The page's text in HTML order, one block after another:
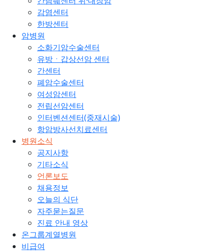
감염센터
한방센터
암병원
소화기암수술센터
유방ㆍ갑상선암 센터
간센터
폐암수술센터
여성암센터
전립선암센터
인터벤션센터(중재시술)
항암방사선치료센터
병원소식
공지사항
기타소식
언론보도
채용정보
오늘의 식단
자주묻는질문
진료 안내 영상
온그룹계열병원
비급여